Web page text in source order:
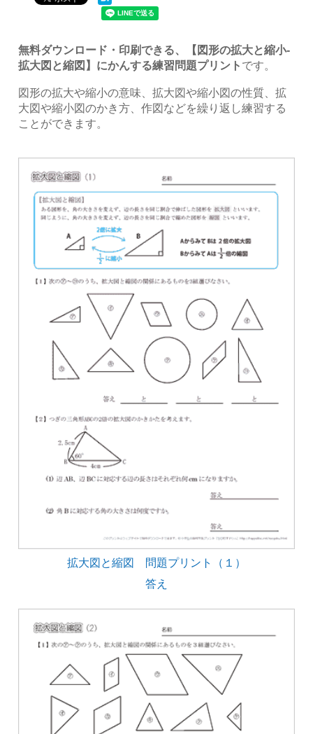
無料ダウンロード・印刷できる、【図形の拡大と縮小-
拡大図と縮図】にかんする練習問題プリント です。
図形の拡大や縮小の意味、拡大図や縮小図の性質、拡
大図や縮小図のかき方、作図などを繰り返し練習する
ことができます。
拡大図と縮図 問題プリント（１）
答え